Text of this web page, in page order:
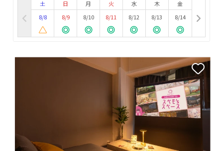
土
8/8
日
8/9
月
8/10
火
8/11
水
8/12
木
8/13
金
8/14